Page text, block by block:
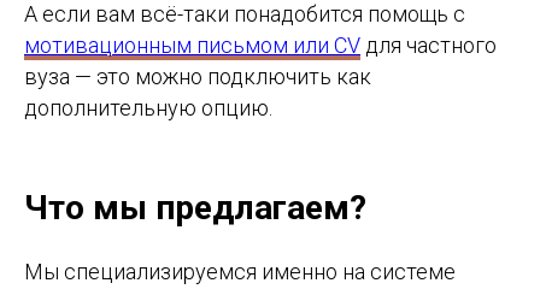
А если вам всё-таки понадобится помощь с
мотивационным письмом или CV для частного
вуза — это можно подключить как
дополнительную опцию.
Что мы предлагаем?
Мы специализируемся именно на системе
Тема консультации
autorizo el tratamiento de mis datos personales.
Я ознакомился(ась) и согласен(а) с
данных.